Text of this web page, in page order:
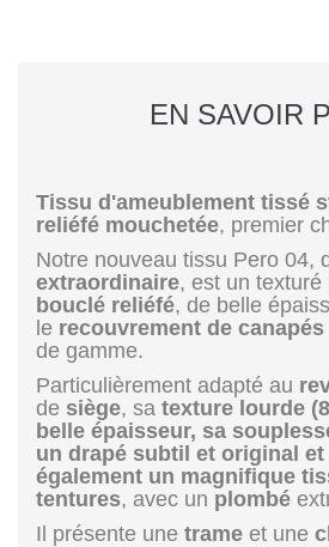
EN SAVOIR
Tissu d'ameublement tissé
reliéfé mouchetée, premier
Notre nouveau tissu Pero 04,
extraordinaire, est un texturé
bouclé reliéfé, de belle
le recouvrement de canapés
de gamme.
Particulièrement adapté au
de siège, sa texture lourde
belle épaisseur, sa
un drapé subtil et original
également un magnifique
tentures, avec un plombé
Il présente une trame et une